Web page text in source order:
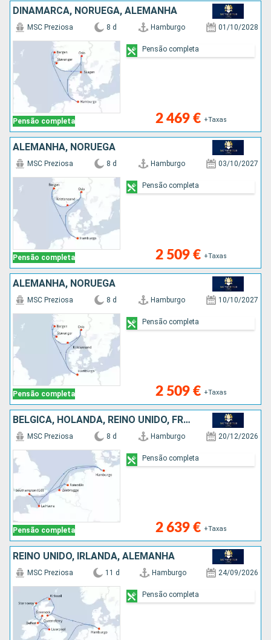
DINAMARCA, NORUEGA, ALEMANHA
Pensão completa
MSC Preziosa 8 d Hamburgo 01/10/2028
2 469 € +Taxas
Pensão completa
ALEMANHA, NORUEGA
Pensão completa
MSC Preziosa 8 d Hamburgo 03/10/2027
2 509 € +Taxas
Pensão completa
ALEMANHA, NORUEGA
Pensão completa
MSC Preziosa 8 d Hamburgo 10/10/2027
2 509 € +Taxas
Pensão completa
BÉLGICA, HOLANDA, REINO UNIDO, FRANÇA, ALEMANHA
Pensão completa
MSC Preziosa 8 d Hamburgo 20/12/2026
2 639 € +Taxas
Pensão completa
REINO UNIDO, IRLANDA, ALEMANHA
MSC Preziosa 11 d Hamburgo 24/09/2026
Pensão completa